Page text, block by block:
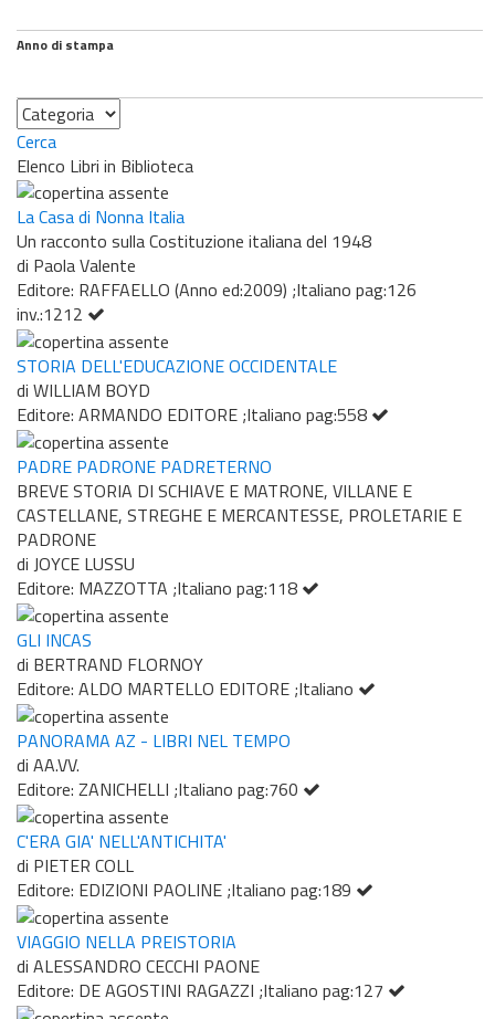
Anno di stampa
Categoria
Cerca
Elenco Libri in Biblioteca
La Casa di Nonna Italia
Un racconto sulla Costituzione italiana del 1948
di Paola Valente
Editore: RAFFAELLO (Anno ed:2009) ;Italiano pag:126
inv.:1212
STORIA DELL'EDUCAZIONE OCCIDENTALE
di WILLIAM BOYD
Editore: ARMANDO EDITORE ;Italiano pag:558
PADRE PADRONE PADRETERNO
BREVE STORIA DI SCHIAVE E MATRONE, VILLANE E
CASTELLANE, STREGHE E MERCANTESSE, PROLETARIE E
PADRONE
di JOYCE LUSSU
Editore: MAZZOTTA ;Italiano pag:118
GLI INCAS
di BERTRAND FLORNOY
Editore: ALDO MARTELLO EDITORE ;Italiano
PANORAMA AZ - LIBRI NEL TEMPO
di AA.VV.
Editore: ZANICHELLI ;Italiano pag:760
C'ERA GIA' NELL'ANTICHITA'
di PIETER COLL
Editore: EDIZIONI PAOLINE ;Italiano pag:189
VIAGGIO NELLA PREISTORIA
di ALESSANDRO CECCHI PAONE
Editore: DE AGOSTINI RAGAZZI ;Italiano pag:127